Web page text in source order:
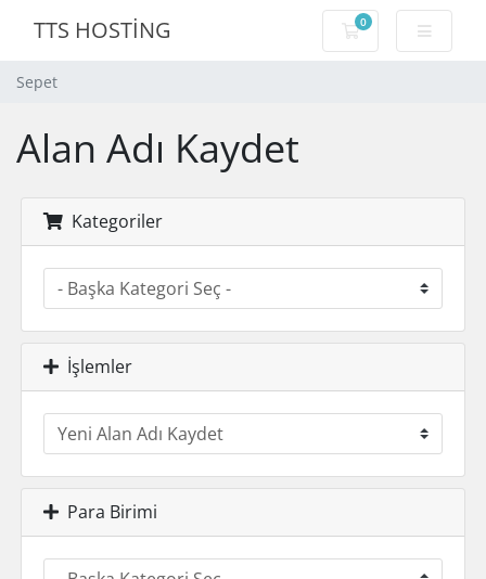
TTS HOSTİNG 0
Sepet
Sepet
Alan Adı Kaydet
Kategoriler
İşlemler
Para Birimi